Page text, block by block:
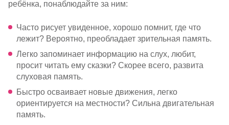
ребёнка, понаблюдайте за ним:
Часто рисует увиденное, хорошо помнит, где что
лежит? Вероятно, преобладает зрительная память.
Легко запоминает информацию на слух, любит,
просит читать ему сказки? Скорее всего, развита
слуховая память.
Быстро осваивает новые движения, легко
ориентируется на местности? Сильна двигательная
память.